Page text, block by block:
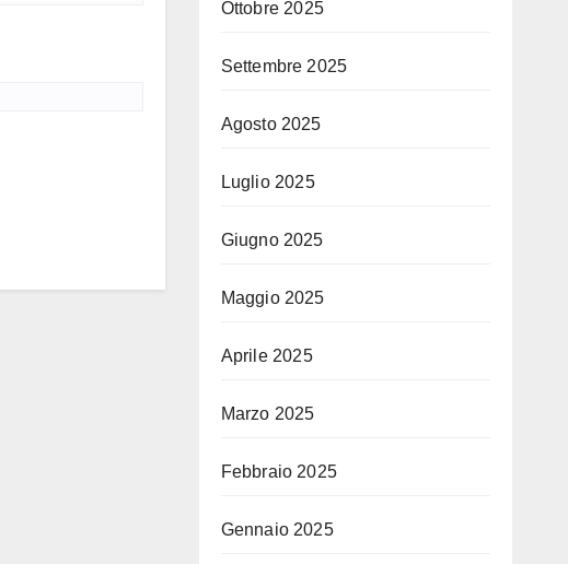
Ottobre 2025
Settembre 2025
Agosto 2025
Luglio 2025
Giugno 2025
Maggio 2025
Aprile 2025
Marzo 2025
Febbraio 2025
Gennaio 2025